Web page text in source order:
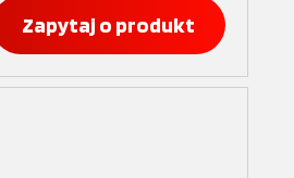
Zapytaj o produkt